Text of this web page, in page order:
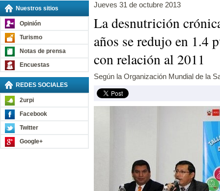
Nuestros sitios
Opinión
Turismo
Notas de prensa
Encuestas
REDES SOCIALES
2urpi
Facebook
Twitter
Google+
Jueves 31 de octubre 2013
La desnutrición
años se redujo en 1.4
con relación al 2011
Según la Organización Mundial de la